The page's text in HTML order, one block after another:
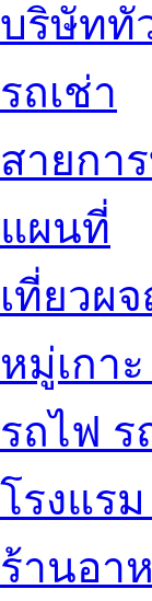
บริษัททั
รถเช่า
สายกา
แผนที่
เที่ยวผ
หมู่เกา
รถไฟ ร
โรงแร
ร้านอา